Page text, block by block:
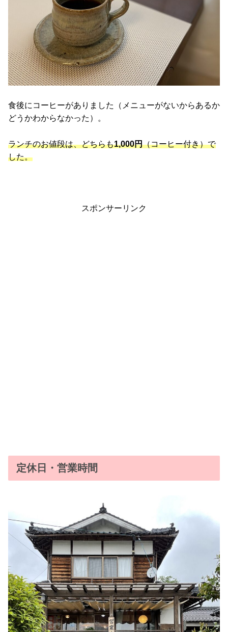
食後にコーヒーがありました（メニューがないからあるか
どうかわからなかった）。
ランチのお値段は、どちらも1,000円（コーヒー付き）で
した。
スポンサーリンク
定休日・営業時間